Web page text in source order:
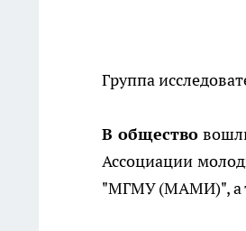
Группа
В общество
Ассоциации
"МГМУ (МАМИ)", а